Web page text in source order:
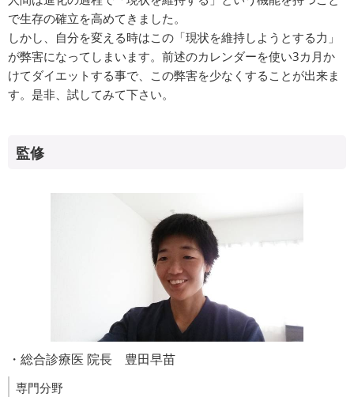
で生存の確立を高めてきました。
しかし、自分を変える時はこの「現状を維持しようとする力」
が弊害になってしまいます。前述のカレンダーを使い3カ月か
けてダイエットする事で、この弊害を少なくすることが出来ま
す。是非、試してみて下さい。
監修
・総合診療医 院長 豊田早苗
専門分野